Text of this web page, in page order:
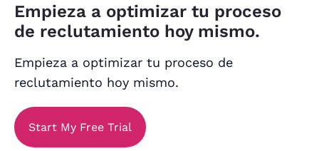
Empieza a optimizar tu proceso
de reclutamiento hoy mismo.
Empieza a optimizar tu proceso de
reclutamiento hoy mismo.
Start My Free Trial